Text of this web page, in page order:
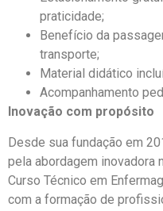
praticidade;
Benefício da
transporte;
Material didático
Acompanhamento
Inovação com propósito
Desde sua fundação em
pela abordagem inovadora
Curso Técnico em
com a formação de